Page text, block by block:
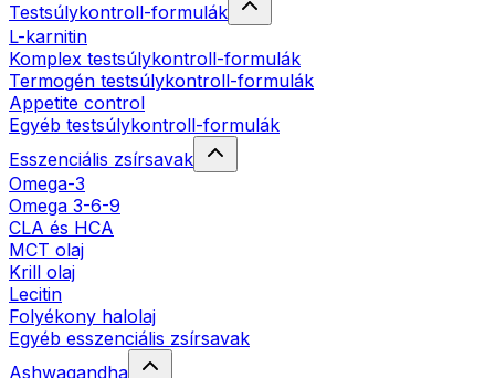
Testsúlykontroll-formulák
L-karnitin
Komplex testsúlykontroll-formulák
Termogén testsúlykontroll-formulák
Appetite control
Egyéb testsúlykontroll-formulák
Esszenciális zsírsavak
Omega-3
Omega 3-6-9
CLA és HCA
MCT olaj
Krill olaj
Lecitin
Folyékony halolaj
Egyéb esszenciális zsírsavak
Ashwagandha